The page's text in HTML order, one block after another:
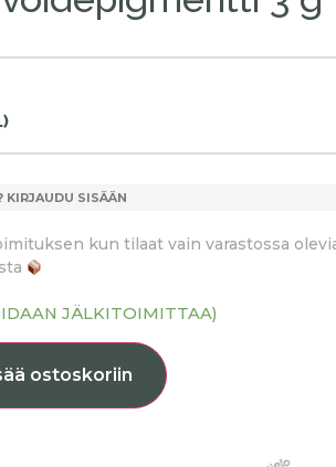
SISÄÄN
kun tilaat vain varastossa
JÄLKITOIMITTAA)
ostoskoriin